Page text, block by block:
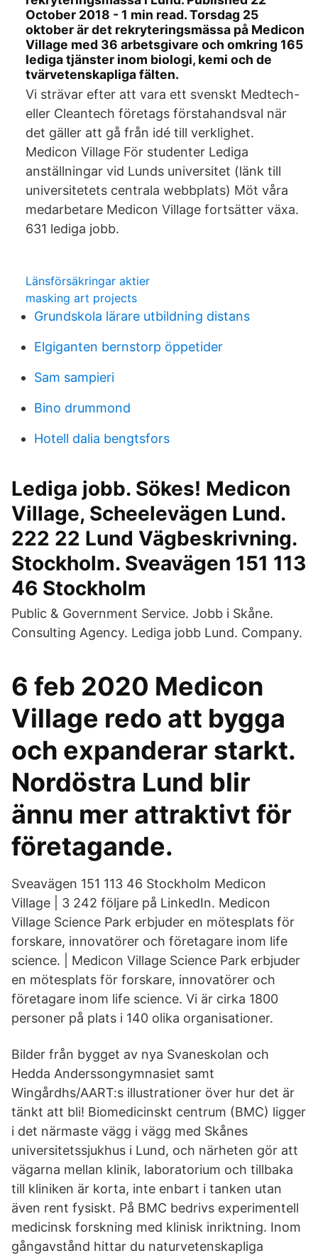
October 2018 - 1 min read. Torsdag 25
oktober är det rekryteringsmässa på Medicon
Village med 36 arbetsgivare och omkring 165
lediga tjänster inom biologi, kemi och de
tvärvetenskapliga fälten.
Vi strävar efter att vara ett svenskt Medtech-
eller Cleantech företags förstahandsval när
det gäller att gå från idé till verklighet.
Medicon Village För studenter Lediga
anställningar vid Lunds universitet (länk till
universitetets centrala webbplats) Möt våra
medarbetare Medicon Village fortsätter växa.
631 lediga jobb.
Länsförsäkringar aktier
masking art projects
Grundskola lärare utbildning distans
Elgiganten bernstorp öppetider
Sam sampieri
Bino drummond
Hotell dalia bengtsfors
Lediga jobb. Sökes! Medicon
Village, Scheelevägen Lund.
222 22 Lund Vägbeskrivning.
Stockholm. Sveavägen 151 113
46 Stockholm
Public & Government Service. Jobb i Skåne.
Consulting Agency. Lediga jobb Lund. Company.
6 feb 2020 Medicon
Village redo att bygga
och expanderar starkt.
Nordöstra Lund blir
ännu mer attraktivt för
företagande.
Sveavägen 151 113 46 Stockholm Medicon
Village | 3 242 följare på LinkedIn. Medicon
Village Science Park erbjuder en mötesplats för
forskare, innovatörer och företagare inom life
science. | Medicon Village Science Park erbjuder
en mötesplats för forskare, innovatörer och
företagare inom life science. Vi är cirka 1800
personer på plats i 140 olika organisationer.
Bilder från bygget av nya Svaneskolan och
Hedda Anderssongymnasiet samt
Wingårdhs/AART:s illustrationer över hur det är
tänkt att bli! Biomedicinskt centrum (BMC) ligger
i det närmaste vägg i vägg med Skånes
universitetssjukhus i Lund, och närheten gör att
vägarna mellan klinik, laboratorium och tillbaka
till kliniken är korta, inte enbart i tanken utan
även rent fysiskt. På BMC bedrivs experimentell
medicinsk forskning med klinisk inriktning. Inom
gångavstånd hittar du naturvetenskapliga